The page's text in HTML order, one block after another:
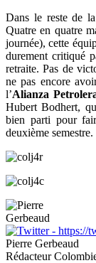
Dans le reste de
Quatre en quatre
journée), cette
durement critiqué
retraite. Pas de
ne pas encore
l’Alianza
Hubert Bodhert,
bien parti pour
deuxième semestre.
Pierre Gerbeaud
Rédacteur